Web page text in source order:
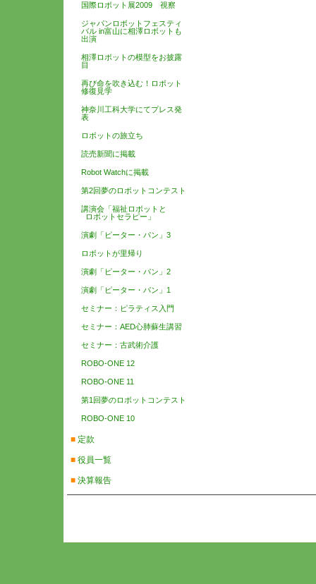
国際ロボット展2009 視察
ジャパンロボットフェスティ
バル in富山に相澤ロボットも
出演
相澤ロボットの模型をお披露
目
再び命を吹き込む！ロボット
修復見学
神奈川工科大学にてプレス発
表
ロボットの旅立ち
読売新聞に掲載
Robot Watchに掲載
第2回夢のロボットコンテスト
講演会「福祉ロボットと
ロボットセラピー」
演劇「ピーター・パン」3
ロボットが里帰り
演劇「ピーター・パン」2
演劇「ピーター・パン」1
セミナー：ピラティス入門
セミナー：AED心肺蘇生講習
セミナー：古武術介護
ROBO-ONE 12
ROBO-ONE 11
第1回夢のロボットコンテスト
ROBO-ONE 10
■ 定款
■ 役員一覧
■ 決算報告